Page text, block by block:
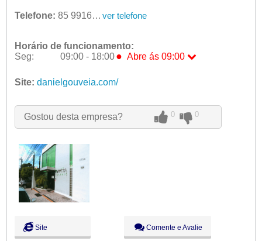
Telefone: 85 99166-9541 ver telefone
Horário de funcionamento:
Seg:
09:00 - 18:00 ● Abre ás 09:00
Ter:
09:00 - 18:00
Qui:
09:00 - 18:00
Sex:
09:00 - 18:00
Site: danielgouveia.com/
Gostou desta empresa? 0 0
Site Comente e Avalie